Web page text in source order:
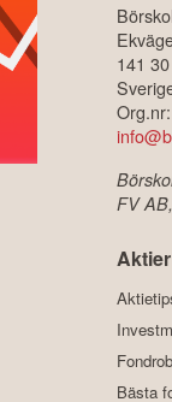
141
FV
Bästa